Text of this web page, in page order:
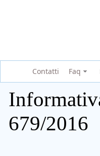
Contatti Faq
679/2016